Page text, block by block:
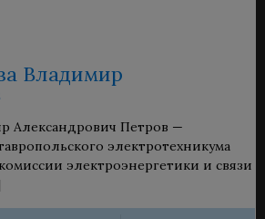
Владимир
Александрович Петров —
электротехникума
электроэнергетики и связи